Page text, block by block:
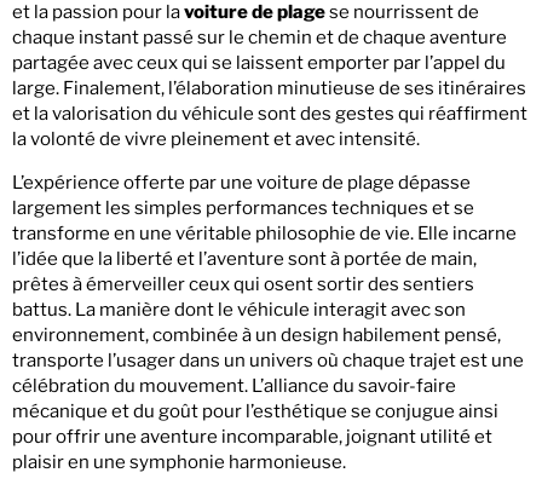
et la passion pour lavoiture de plagese nourrissent de
chaque instant passé sur le chemin et de chaque aventure
partagée avec ceux qui se laissent emporter par l’appel du
large. Finalement, l’élaboration minutieuse de ses itinéraires
et la valorisation du véhicule sont des gestes qui réaffirment
la volonté de vivre pleinement et avec intensité.
L’expérience offerte par une voiture de plage dépasse
largement les simples performances techniques et se
transforme en une véritable philosophie de vie. Elle incarne
l’idée que la liberté et l’aventure sont à portée de main,
prêtes à émerveiller ceux qui osent sortir des sentiers
battus. La manière dont le véhicule interagit avec son
environnement, combinée à un design habilement pensé,
transporte l’usager dans un univers où chaque trajet est une
célébration du mouvement. L’alliance du savoir-faire
mécanique et du goût pour l’esthétique se conjugue ainsi
pour offrir une aventure incomparable, joignant utilité et
plaisir en une symphonie harmonieuse.